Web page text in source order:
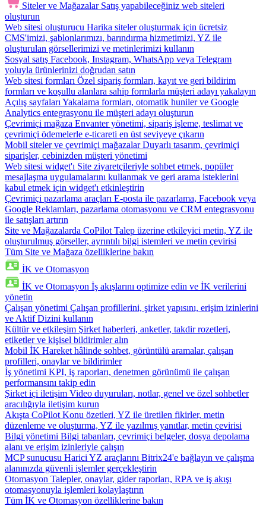
Siteler ve Mağazalar Satış yapabileceğiniz web siteleri
oluşturun
Web sitesi oluşturucu Harika siteler oluşturmak için ücretsiz
CMS'imizi, şablonlarımızı, barındırma hizmetimizi, YZ ile
oluşturulan görsellerimizi ve metinlerimizi kullanın
Sosyal satış Facebook, Instagram, WhatsApp veya Telegram
yoluyla ürünlerinizi doğrudan satın
Web sitesi formları Özel sipariş formları, kayıt ve geri bildirim
formları ve koşullu alanlara sahip formlarla müşteri adayı yakalayın
Açılış sayfaları Yakalama formları, otomatik huniler ve Google
Analytics entegrasyonu ile müşteri adayı oluşturun
Çevrimiçi mağaza Envanter yönetimi, sipariş işleme, teslimat ve
çevrimiçi ödemelerle e-ticareti en üst seviyeye çıkarın
Mobil siteler ve çevrimiçi mağazalar Duyarlı tasarım, çevrimiçi
siparişler, cebinizden müşteri yönetimi
Web sitesi widget'ı Site ziyaretçileriyle sohbet etmek, popüler
mesajlaşma uygulamalarını kullanmak ve geri arama isteklerini
kabul etmek için widget'ı etkinleştirin
Çevrimiçi pazarlama araçları E-posta ile pazarlama, Facebook veya
Google Reklamları, pazarlama otomasyonu ve CRM entegrasyonu
ile satışları artırın
Site ve Mağazalarda CoPilot Talep üzerine etkileyici metin, YZ ile
oluşturulmuş görseller, ayrıntılı bilgi istemleri ve metin çevirisi
Tüm Site ve Mağaza özelliklerine bakın
İK ve Otomasyon
İK ve Otomasyon İş akışlarını optimize edin ve İK verilerini
yönetin
Çalışan yönetimi Çalışan profillerini, şirket yapısını, erişim izinlerini
ve Aktif Dizini kullanın
Kültür ve etkileşim Şirket haberleri, anketler, takdir rozetleri,
etiketler ve kişisel bildirimler alın
Mobil İK Hareket hâlinde sohbet, görüntülü aramalar, çalışan
profilleri, onaylar ve bildirimler
İş yönetimi KPI, iş raporları, denetmen görünümü ile çalışan
performansını takip edin
Şirket içi iletişim Video duyuruları, notlar, genel ve özel sohbetler
aracılığıyla iletişim kurun
Akışta CoPilot Konu özetleri, YZ ile üretilen fikirler, metin
düzenleme ve oluşturma, YZ ile yazılmış yanıtlar, metin çevirisi
Bilgi yönetimi Bilgi tabanları, çevrimiçi belgeler, dosya depolama
alanı ve erişim izinleriyle çalışın
MCP sunucusu Harici YZ araçlarını Bitrix24'e bağlayın ve çalışma
alanınızda güvenli işlemler gerçekleştirin
Otomasyon Talepler, onaylar, gider raporları, RPA ve iş akışı
otomasyonuyla işlemleri kolaylaştırın
Tüm İK ve Otomasyon özelliklerine bakın